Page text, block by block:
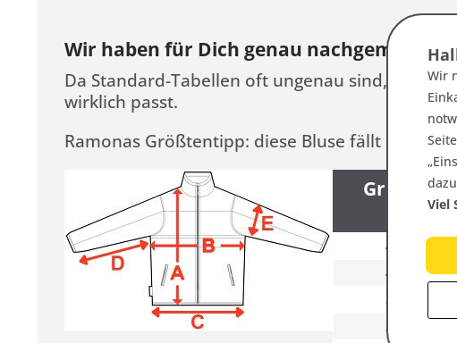
Wir haben für Dich genau nachgemessen:
Da Standard-Tabellen oft ungenau sind,
wirklich passt.
Ramonas Größtentipp: diese Bluse fällt normal
Größe
46
48
50
52
Wir
Viel